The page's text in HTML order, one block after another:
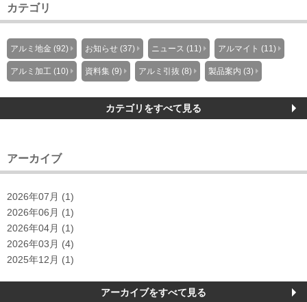
カテゴリ
アルミ地金 (92) お知らせ (37) ニュース (11) アルマイト (11)
アルミ加工 (10) 資料集 (9) アルミ引抜 (8) 製品案内 (3)
カテゴリをすべて見る
アーカイブ
2026年07月 (1)
2026年06月 (1)
2026年04月 (1)
2026年03月 (4)
2025年12月 (1)
アーカイブをすべて見る